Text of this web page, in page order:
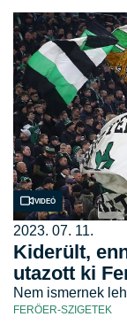
Videó
2023. 07. 11.
Kiderült,
utazott ki
Nem ismernek
FERÖER-SZIGETEK